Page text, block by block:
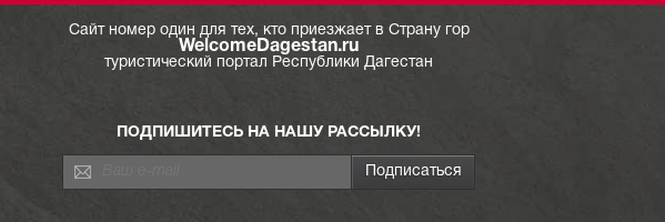
Сайт номер один для тех, кто приезжает в Страну гор
WelcomeDagestan.ru
туристический портал Республики Дагестан
ПОДПИШИТЕСЬ НА НАШУ РАССЫЛКУ!